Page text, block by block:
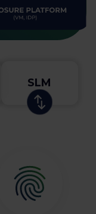
SLM